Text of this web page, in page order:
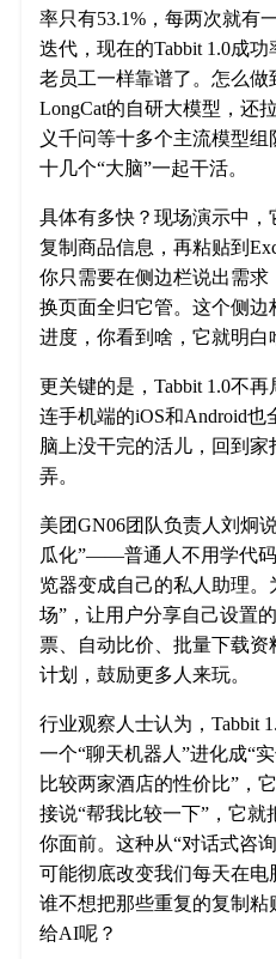
率只有53.1%，每两次就有
迭代，现在的Tabbit 1.0成
老员工一样靠谱了。怎么做
LongCat的自研大模型，还
义千问等十多个主流模型
十几个“大脑”一起干活。
具体有多快？现场演示中，
复制商品信息，再粘贴到
你只需要在侧边栏说出需
换页面全归它管。这个侧
进度，你看到啥，它就明白
更关键的是，Tabbit 1.0不再
连手机端的iOS和Android
脑上没干完的活儿，回到
弄。
美团GN06团队负责人刘炯
瓜化”——普通人不用学代
览器变成自己的私人助理
场”，让用户分享自己设置
票、自动比价、批量下载
计划，鼓励更多人来玩。
行业观察人士认为，Tabbit
一个“聊天机器人”进化成“
比较两家酒店的性价比”，
接说“帮我比较一下”，它
你面前。这种从“对话式咨
可能彻底改变我们每天在电
谁不想把那些重复的复制
给AI呢？